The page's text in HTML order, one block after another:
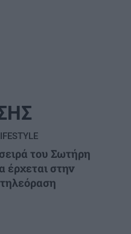
του Σωτήρη
έρχεται στην